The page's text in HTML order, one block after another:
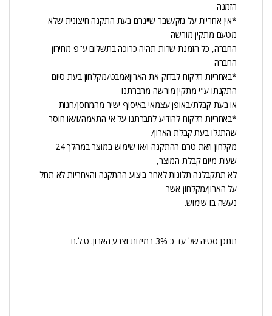
הזמנה
*אין אחריות על נזק/שבר שייגרם בעת התקנה חיצונית שלא
מטעם מתקין מורשה
החברה, כל הזמנת שרות תהיה כרוכה בתשלום ע"פ מחירון
החברה
*באחריות הלקוח לבדוק את הארוןאמבט/מקלחון בעת סיום
התקנתו ע"י מתקין מורשה מחברתנו
או בעת קבלת/באופן עצמאי באיסוף ישיר מהמחסן/חנות
*באחריות הלקוח להודיע לחברתנו על אי התאמה/ו/או חוסר
שהתגלו בעת קבלת הארון/
מקלחון וזאת טרם ההתקנה ו/או שימוש במוצר במהלך 24
שעות מיום קבלת המוצר,
לא תתקבלנה תלונות לאחר ביצוע ההתקנה והאחריות לא תחל
על הארון/מקלחון אשר
נעשה בו שימוש.
תתכן סטיה של עד כ-3% במידות וצבע הארון. ט.ל.ח